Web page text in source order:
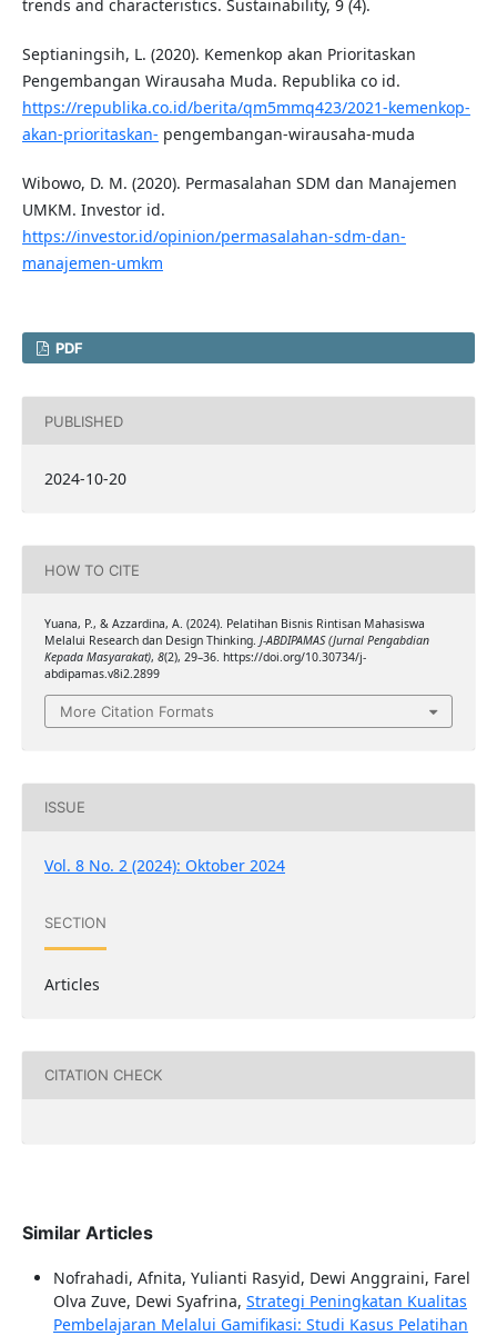
trends and characteristics. Sustainability, 9 (4).
Septianingsih, L. (2020). Kemenkop akan Prioritaskan
Pengembangan Wirausaha Muda. Republika co id.
https://republika.co.id/berita/qm5mmq423/2021-kemenkop-
akan-prioritaskan- pengembangan-wirausaha-muda
Wibowo, D. M. (2020). Permasalahan SDM dan Manajemen
UMKM. Investor id.
https://investor.id/opinion/permasalahan-sdm-dan-
manajemen-umkm
PDF
PUBLISHED
2024-10-20
HOW TO CITE
Yuana, P., & Azzardina, A. (2024). Pelatihan Bisnis Rintisan Mahasiswa
Melalui Research dan Design Thinking. J-ABDIPAMAS (Jurnal Pengabdian
Kepada Masyarakat), 8(2), 29–36. https://doi.org/10.30734/j-
abdipamas.v8i2.2899
More Citation Formats
ISSUE
Vol. 8 No. 2 (2024): Oktober 2024
SECTION
Articles
CITATION CHECK
Similar Articles
Nofrahadi, Afnita, Yulianti Rasyid, Dewi Anggraini, Farel
Olva Zuve, Dewi Syafrina, Strategi Peningkatan Kualitas
Pembelajaran Melalui Gamifikasi: Studi Kasus Pelatihan